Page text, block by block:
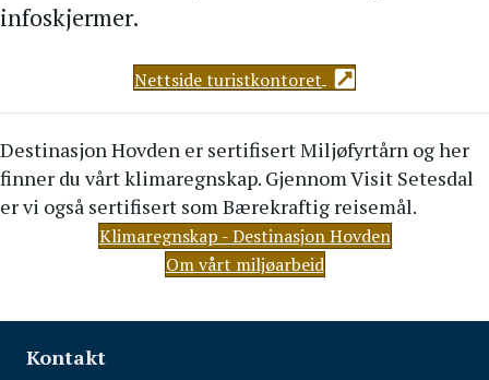
infoskjermer.
Nettside turistkontoret
Destinasjon Hovden er sertifisert Miljøfyrtårn og her
finner du vårt klimaregnskap. Gjennom Visit Setesdal
er vi også sertifisert som Bærekraftig reisemål.
Klimaregnskap - Destinasjon Hovden
Om vårt miljøarbeid
Kontakt